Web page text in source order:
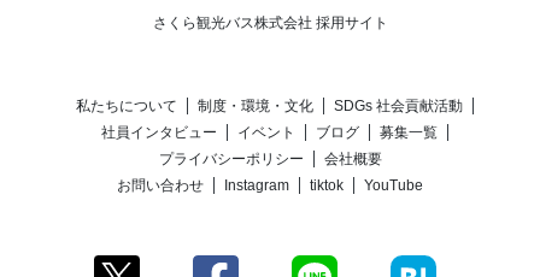
さくら観光バス株式会社 採用サイト
私たちについて 制度・環境・文化
SDGs 社会貢献活動
社員インタビュー
イベント ブログ
募集一覧
プライバシーポリシー
会社概要
お問い合わせ
Instagram tiktok YouTube